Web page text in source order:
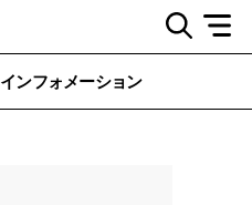
インフォメーション